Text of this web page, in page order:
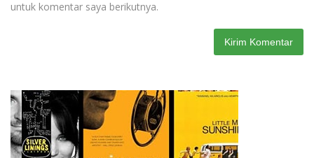
untuk komentar saya berikutnya.